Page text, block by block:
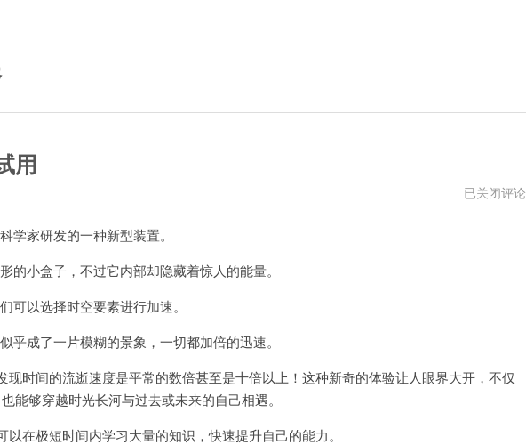
用
二
已关闭评论
家研发的一种新型装置。
小盒子，不过它内部却隐藏着惊人的能量。
以选择时空要素进行加速。
成了一片模糊的景象，一切都加倍的迅速。
时间的流逝速度是平常的数倍甚至是十倍以上！这种新奇的体验让人眼界大开，不仅
能够穿越时光长河与过去或未来的自己相遇。
在极短时间内学习大量的知识，快速提升自己的能力。